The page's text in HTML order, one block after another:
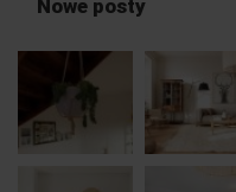
Nowe posty